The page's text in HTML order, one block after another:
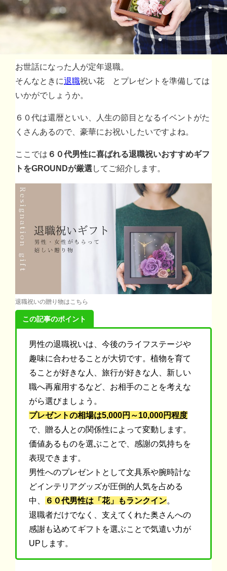
お世話になった人が定年退職。
そんなときに退職祝い花 とプレゼントを準備しては
いかがでしょうか。
６０代は還暦といい、人生の節目となるイベントがた
くさんあるので、豪華にお祝いしたいですよね。
ここでは ６０代男性に喜ばれる退職祝いおすすめギフ
トをGROUNDが厳選 してご紹介します。
退職祝いの贈り物はこちら
この記事のポイント
男性の退職祝いは、今後のライフステージや
趣味に合わせることが大切です。植物を育て
ることが好きな人、旅行が好きな人、新しい
職へ再雇用するなど、お相手のことを考えな
がら選びましょう。
プレゼントの相場は5,000円～10,000円程度
で、贈る人との関係性によって変動します。
価値あるものを選ぶことで、感謝の気持ちを
表現できます。
男性へのプレゼントとして文具系や腕時計な
どインテリアグッズが圧倒的人気を占める
中、
６０代男性は「花」もランクイン
退職者だけでなく、支えてくれた奥さんへの
感謝も込めてギフトを選ぶことで気遣い力が
UPします。